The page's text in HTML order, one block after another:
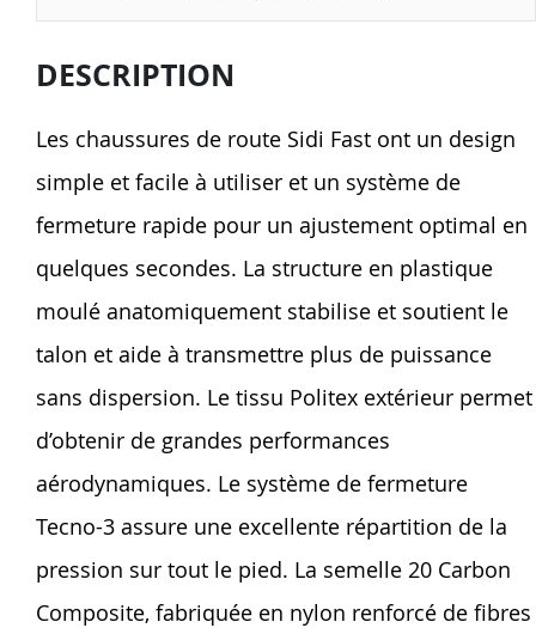
DESCRIPTION
Les chaussures de route Sidi Fast ont un design
simple et facile à utiliser et un système de
fermeture rapide pour un ajustement optimal en
quelques secondes. La structure en plastique
moulé anatomiquement stabilise et soutient le
talon et aide à transmettre plus de puissance
sans dispersion. Le tissu Politex extérieur permet
d’obtenir de grandes performances
aérodynamiques. Le système de fermeture
Tecno-3 assure une excellente répartition de la
pression sur tout le pied. La semelle 20 Carbon
Composite, fabriquée en nylon renforcé de fibres